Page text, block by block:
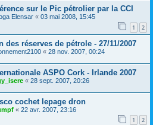
sur le Pic pétrolier par la CCI
Elensar « 03 mai 2008, 15:45
1 2
des réserves de pétrole - 27/11/2007
« 28 nov. 2007, 00:24
ASPO Cork - Irlande 2007
« 28 sept. 2007, 20:26
cochet lepage dron
« 22 avr. 2007, 23:16
1 2